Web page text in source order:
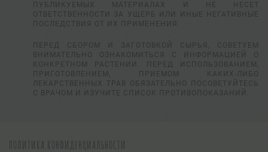
ПУБЛИКУЕМЫХ МАТЕРИАЛАХ И НЕ НЕСЕТ
ОТВЕТСТВЕННОСТИ ЗА УЩЕРБ ИЛИ ИНЫЕ НЕГАТИВНЫЕ
ПОСЛЕДСТВИЯ ОТ ИХ ПРИМЕНЕНИЯ.
ПЕРЕД СБОРОМ И ЗАГОТОВКОЙ СЫРЬЯ, СОВЕТУЕМ
ВНИМАТЕЛЬНО ОЗНАКОМИТЬСЯ С ИНФОРМАЦИЕЙ О
КОНКРЕТНОМ РАСТЕНИИ. ПЕРЕД ИСПОЛЬЗОВАНИЕМ,
ПРИГОТОВЛЕНИЕМ, ПРИЕМОМ КАКИХ-ЛИБО
ЛЕКАРСТВЕННЫХ ТРАВ ОБЯЗАТЕЛЬНО ПОСОВЕТУЙТЕСЬ
С ВРАЧОМ И ИЗУЧИТЕ СПИСОК ПРОТИВОПОКАЗАНИЙ.
ПОЛИТИКА КОНФИДЕНЦИАЛЬНОСТИ